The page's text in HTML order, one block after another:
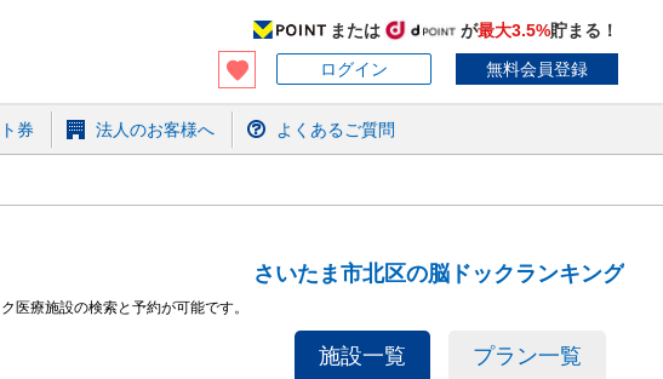
または が最大3.5%貯まる！
ログイン
無料会員登録
券 法人のお客様へ よくあるご質問
さいたま市北区の脳ドックランキング
医療施設の検索と予約が可能です。
施設一覧 プラン一覧